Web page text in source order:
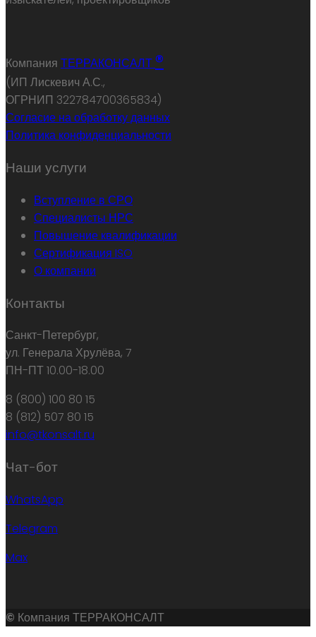
Компания ТЕРРАКОНСАЛТ®
(ИП Лискевич А.С.,
ОГРНИП 322784700365834)
Согласие на обработку данных
Политика конфиденциальности
Наши услуги
Вступление в СРО
Специалисты НРС
Повышение квалификации
Сертификация ISO
О компании
Контакты
Санкт-Петербург,
ул. Генерала Хрулёва, 7
ПН-ПТ 10.00-18.00
8 (800) 100 80 15
8 (812) 507 80 15
info@tkonsalt.ru
Чат-бот
WhatsApp
Telegram
Max
© Компания ТЕРРАКОНСАЛТ